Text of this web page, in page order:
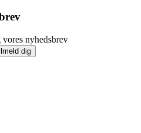
nyhedsbrev
dig